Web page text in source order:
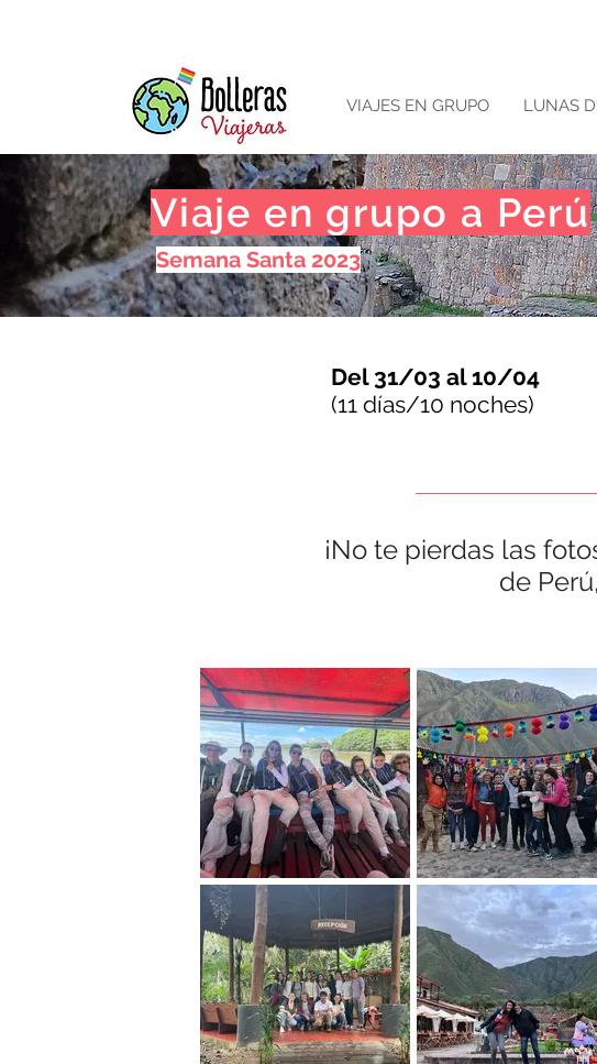
VIAJES EN GRUPO LUNAS
Viaje en grupo a Perú
Semana Santa 2023
Del 31/03 al 10/04
(11 días/10 noches)
¡No te pierdas las
de